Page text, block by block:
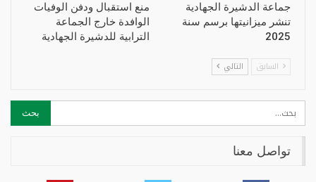
جماعة الدشيرة الجهادية
تنشر ميزانيتها برسم سنة
2025
منع استقبال ودفن الوفيات
الوافدة خارج الجماعة
الترابية للدشيرة الجهادية
السابق التالي
تواصل معنا